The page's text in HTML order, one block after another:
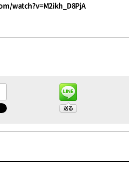
watch?v=M2ikh_D8PjA